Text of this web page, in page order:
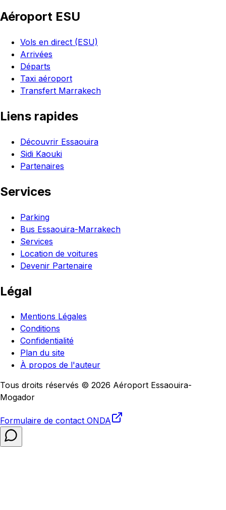
Aéroport ESU
Vols en direct (ESU)
Arrivées
Départs
Taxi aéroport
Transfert Marrakech
Liens rapides
Découvrir Essaouira
Sidi Kaouki
Partenaires
Services
Parking
Bus Essaouira-Marrakech
Services
Location de voitures
Devenir Partenaire
Légal
Mentions Légales
Conditions
Confidentialité
Plan du site
À propos de l'auteur
Tous droits réservés © 2026 Aéroport Essaouira-
Mogador
Formulaire de contact ONDA